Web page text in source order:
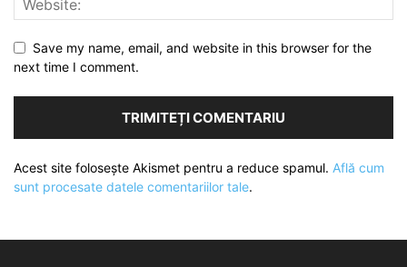
Save my name, email, and website in this browser for the
next time I comment.
Acest site folosește Akismet pentru a reduce spamul. Află cum
sunt procesate datele comentariilor tale.